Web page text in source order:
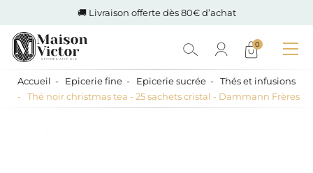
🚚 Livraison offerte dès 80€ d’achat
0
Accueil Epicerie fine Epicerie sucrée
Thés et infusions
Thé noir christmas tea - 25 sachets cristal - Dammann Frères